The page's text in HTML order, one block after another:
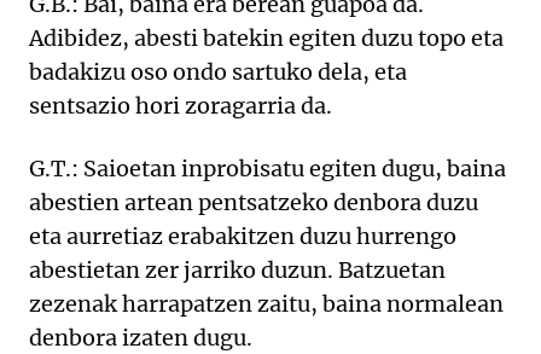
Adibidez, abesti batekin egiten duzu topo eta
badakizu oso ondo sartuko dela, eta
sentsazio hori zoragarria da.
G.T.: Saioetan inprobisatu egiten dugu, baina
abestien artean pentsatzeko denbora duzu
eta aurretiaz erabakitzen duzu hurrengo
abestietan zer jarriko duzun. Batzuetan
zezenak harrapatzen zaitu, baina normalean
denbora izaten dugu.